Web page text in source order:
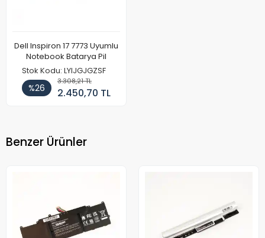
Dell Inspiron 17 7773 Uyumlu
Notebook Batarya Pil
Stok Kodu: LYIJGJGZSF
%26
3.308,21 TL
2.450,70 TL
Benzer Ürünler